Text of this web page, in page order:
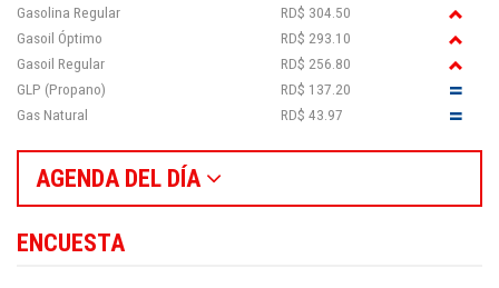
Gasolina Regular
RD$ 304.50
Gasoil Óptimo
RD$ 293.10
Gasoil Regular
RD$ 256.80
GLP (Propano)
RD$ 137.20
Gas Natural
RD$ 43.97
AGENDA DEL DÍA
ENCUESTA